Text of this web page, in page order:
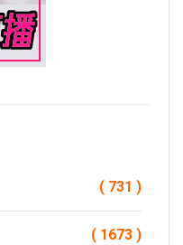
( 731 )
( 1673 )